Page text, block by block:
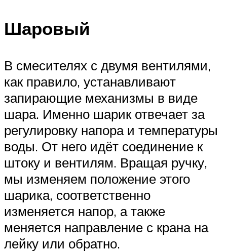
Шаровый
В смесителях с двумя вентилями,
как правило, устанавливают
запирающие механизмы в виде
шара. Именно шарик отвечает за
регулировку напора и температуры
воды. От него идёт соединение к
штоку и вентилям. Вращая ручку,
мы изменяем положение этого
шарика, соответственно
изменяется напор, а также
меняется направление с крана на
лейку или обратно.